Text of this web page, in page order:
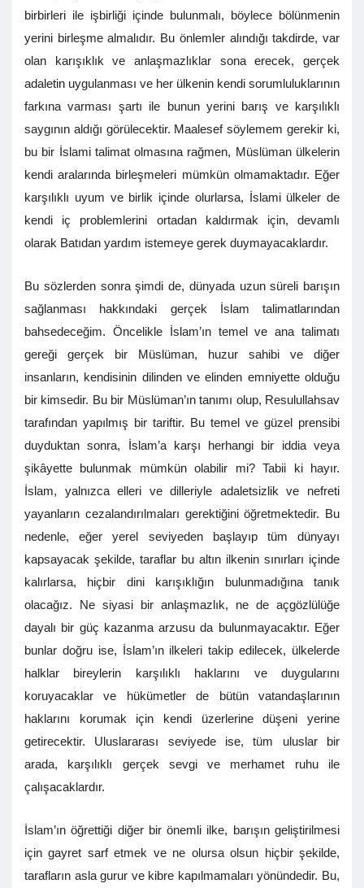
birbirleri ile işbirliği içinde bulunmalı, böylece bölünmenin
yerini birleşme almalıdır. Bu önlemler alındığı takdirde, var
olan karışıklık ve anlaşmazlıklar sona erecek, gerçek
adaletin uygulanması ve her ülkenin kendi sorumluluklarının
farkına varması şartı ile bunun yerini barış ve karşılıklı
saygının aldığı görülecektir. Maalesef söylemem gerekir ki,
bu bir İslami talimat olmasına rağmen, Müslüman ülkelerin
kendi aralarında birleşmeleri mümkün olmamaktadır. Eğer
karşılıklı uyum ve birlik içinde olurlarsa, İslami ülkeler de
kendi iç problemlerini ortadan kaldırmak için, devamlı
olarak Batıdan yardım istemeye gerek duymayacaklardır.
Bu sözlerden sonra şimdi de, dünyada uzun süreli barışın
sağlanması hakkındaki gerçek İslam talimatlarından
bahsedeceğim. Öncelikle İslam’ın temel ve ana talimatı
gereği gerçek bir Müslüman, huzur sahibi ve diğer
insanların, kendisinin dilinden ve elinden emniyette olduğu
bir kimsedir. Bu bir Müslüman’ın tanımı olup, Resulullahsav
tarafından yapılmış bir tariftir. Bu temel ve güzel prensibi
duyduktan sonra, İslam’a karşı herhangi bir iddia veya
şikâyette bulunmak mümkün olabilir mi? Tabii ki hayır.
İslam, yalnızca elleri ve dilleriyle adaletsizlik ve nefreti
yayanların cezalandırılmaları gerektiğini öğretmektedir. Bu
nedenle, eğer yerel seviyeden başlayıp tüm dünyayı
kapsayacak şekilde, taraflar bu altın ilkenin sınırları içinde
kalırlarsa, hiçbir dini karışıklığın bulunmadığına tanık
olacağız. Ne siyasi bir anlaşmazlık, ne de açgözlülüğe
dayalı bir güç kazanma arzusu da bulunmayacaktır. Eğer
bunlar doğru ise, İslam’ın ilkeleri takip edilecek, ülkelerde
halklar bireylerin karşılıklı haklarını ve duygularını
koruyacaklar ve hükümetler de bütün vatandaşlarının
haklarını korumak için kendi üzerlerine düşeni yerine
getirecektir. Uluslararası seviyede ise, tüm uluslar bir
arada, karşılıklı gerçek sevgi ve merhamet ruhu ile
çalışacaklardır.
İslam’ın öğrettiği diğer bir önemli ilke, barışın geliştirilmesi
için gayret sarf etmek ve ne olursa olsun hiçbir şekilde,
tarafların asla gurur ve kibre kapılmamaları yönündedir. Bu,